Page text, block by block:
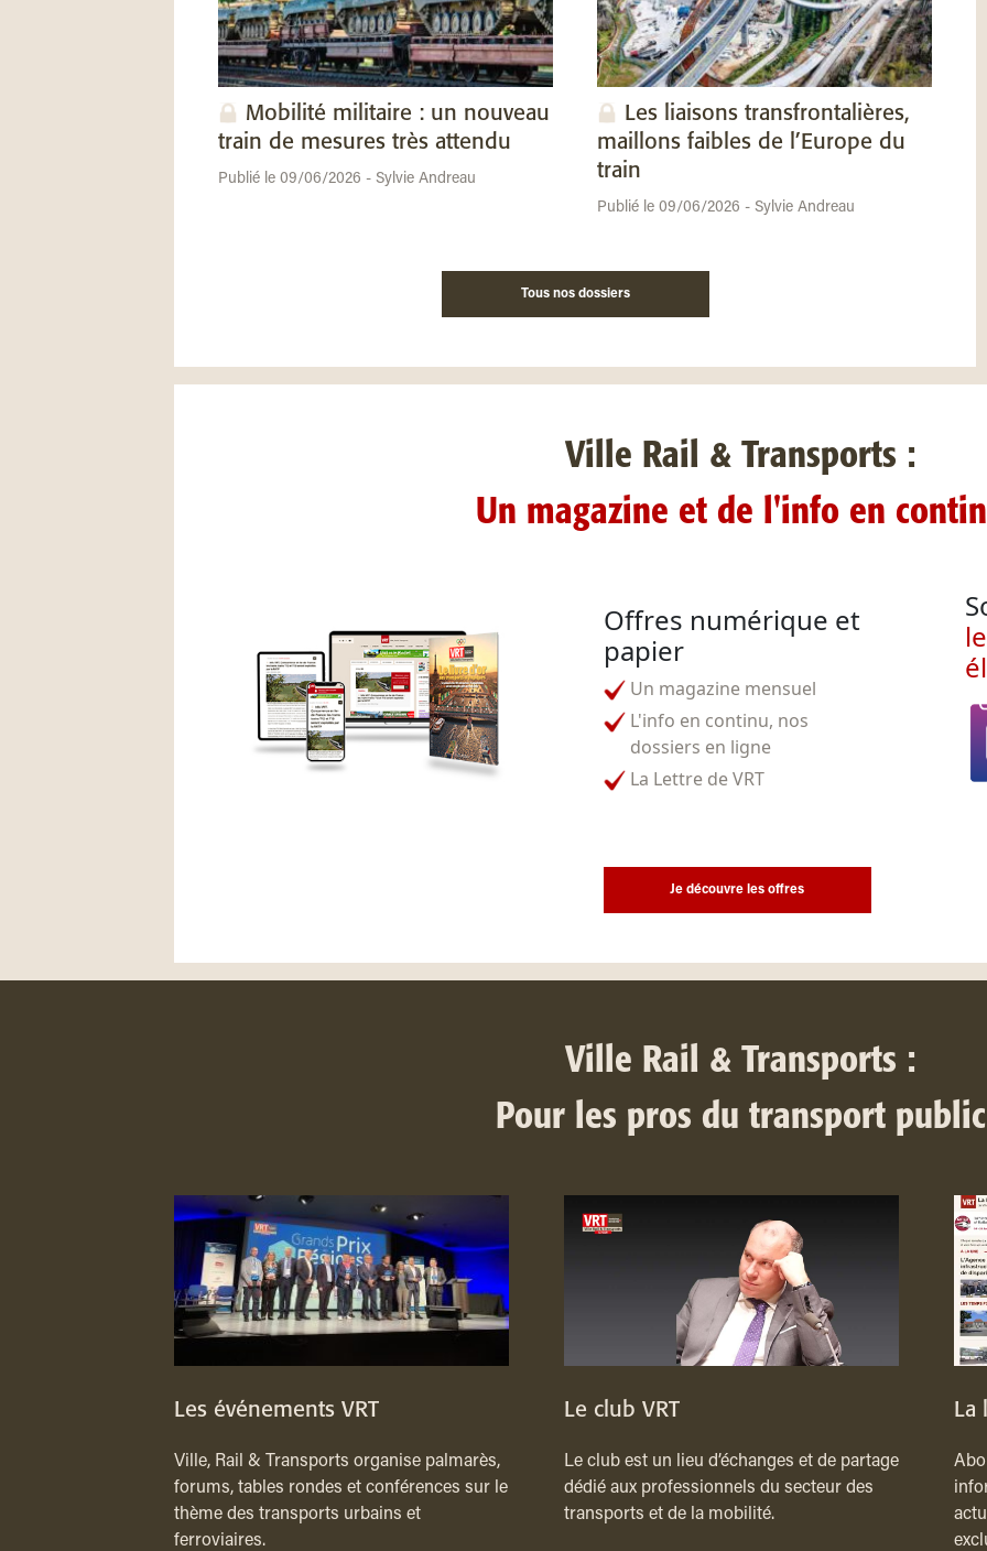
Mobilité militaire : un nouveau
train de mesures très attendu
Publié le 09/06/2026 - Sylvie Andreau
Les liaisons transfrontalières,
maillons faibles de l’Europe du
train
Publié le 09/06/2026 - Sylvie Andreau
Tous nos dossiers
Ville Rail & Transports :
Un magazine et de l'info en
Offres numérique et
papier
Un magazine mensuel
L'info en continu, nos
dossiers en ligne
La Lettre de VRT
Je découvre les offres
Ville Rail & Transports :
Pour les pros du transport public
Les événements VRT
Ville, Rail & Transports organise palmarès,
forums, tables rondes et conférences sur le
thème des transports urbains et
ferroviaires.
Le club VRT
Le club est un lieu d’échanges et de partage
dédié aux professionnels du secteur des
transports et de la mobilité.
La